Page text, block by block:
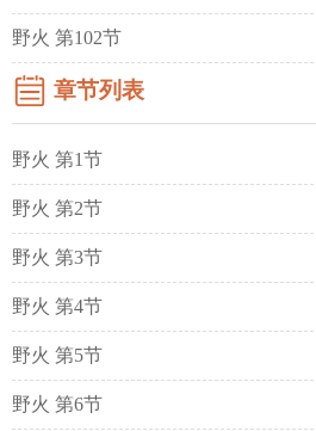
野火 第102节
章节列表
野火 第1节
野火 第2节
野火 第3节
野火 第4节
野火 第5节
野火 第6节